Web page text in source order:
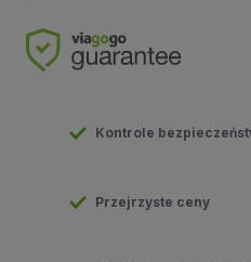
Kontrole
Przejrzyste ceny